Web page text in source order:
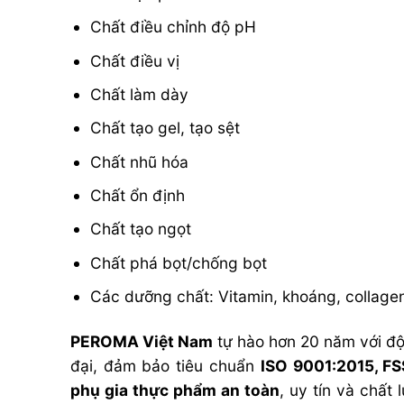
Chất điều chỉnh độ pH
Chất điều vị
Chất làm dày
Chất tạo gel, tạo sệt
Chất nhũ hóa
Chất ổn định
Chất tạo ngọt
Chất phá bọt/chống bọt
Các dưỡng chất: Vitamin, khoáng,
PEROMA Việt Nam tự hào hơn 20 năm với
đại, đảm bảo tiêu chuẩn ISO 9001:2015,
phụ gia thực phẩm an toàn, uy tín và chất